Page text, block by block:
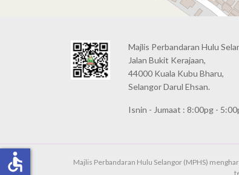
Majlis Perbandaran Hulu
Jalan Bukit Kerajaan,
44000 Kuala Kubu Bharu,
Selangor Darul Ehsan.
Isnin - Jumaat : 8:00pg -
Majlis Perbandaran Hulu Selangor (MPHS)
accessible